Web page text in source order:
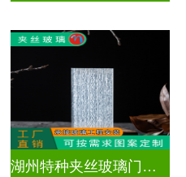
湖州特种夹丝玻璃门生产厂家